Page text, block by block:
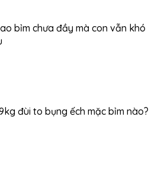
bỉm chưa đầy mà con vẫn khó
đùi to bụng ếch mặc bỉm nào?